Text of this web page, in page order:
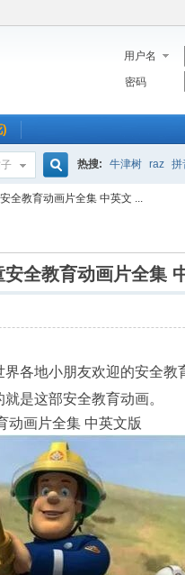
用户名
密码
)
搜
索
热搜: 牛津树 raz 拼
全教育动画片全集 中英文 ...
全教育动画片全集
界各地小朋友欢迎的安全
是这部安全教育动画。
动画片全集 中英文版